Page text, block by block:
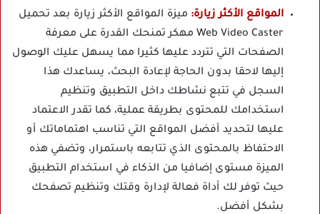
المواقع الأكثر زيارة: ميزة المواقع الأكثر زيارة بعد تحميل
Web Video Caster مهكر تمنحك القدرة على معرفة
الصفحات التي تتردد عليها كثيرا مما يسهل عليك الوصول
إليها لاحقا بدون الحاجة لإعادة البحث، يساعدك هذا
السجل في تتبع نشاطك داخل التطبيق وتنظيم
استخدامك للمحتوى بطريقة عملية، كما تقدر الاعتماد
عليها لتحديد أفضل المواقع التي تناسب اهتماماتك أو
الاحتفاظ بالمحتوى الذي تتابعه باستمرار، وتضفي هذه
الميزة مستوى إضافيا من الذكاء في استخدام التطبيق
حيث توفر لك أداة فعالة لإدارة وقتك وتنظيم تصفحك
بشكل أفضل.